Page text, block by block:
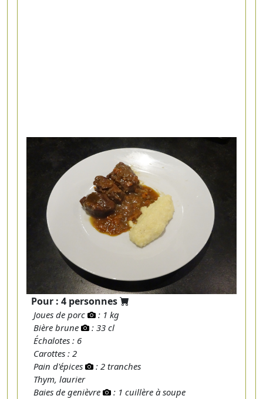
Pour : 4 personnes
Joues de porc
: 1 kg
Bière brune
: 33 cl
Échalotes : 6
Carottes : 2
Pain d'épices
: 2 tranches
Thym, laurier
Baies de genièvre
: 1 cuillère à soupe